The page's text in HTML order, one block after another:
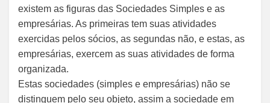
existem as figuras das Sociedades Simples e as
empresárias. As primeiras tem suas atividades
exercidas pelos sócios, as segundas não, e estas, as
empresárias, exercem as suas atividades de forma
organizada.
Estas sociedades (simples e empresárias) não se
distinguem pelo seu objeto, assim a sociedade em